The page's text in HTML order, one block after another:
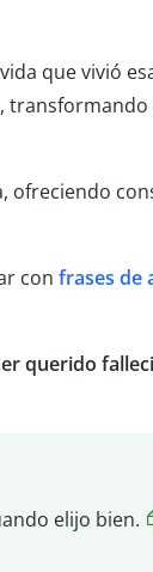
que vivió
ofreciendo
con frases de
querido
elijo bien.